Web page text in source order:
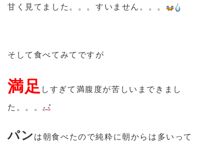
甘く見てました。。。すいません。。。
そして食べてみてですが
満足しすぎて満腹度が苦しいまできまし
た。。。
パンは朝食べたので純粋に朝からは多いって